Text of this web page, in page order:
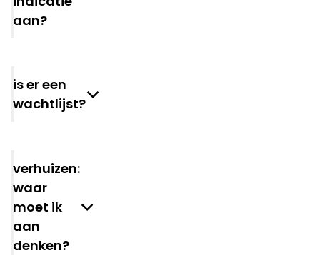
aan?
is er een
wachtlijst?
verhuizen:
waar
moet ik
aan
denken?